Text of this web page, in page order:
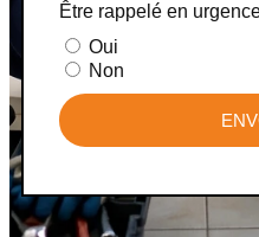
Être rappelé en
Oui
Non